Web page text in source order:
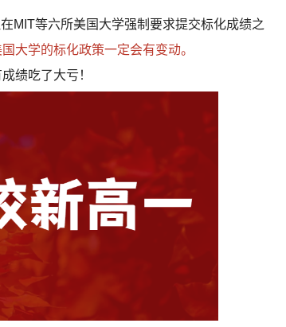
MIT等六所美国大学强制要求提交标化成绩之
大学的标化政策一定会有变动。
绩吃了大亏！